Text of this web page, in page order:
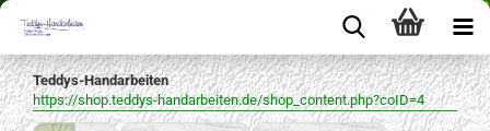
Teddys-Handarbeiten
https://shop.teddys-handarbeiten.de/shop_content.php?coID=4